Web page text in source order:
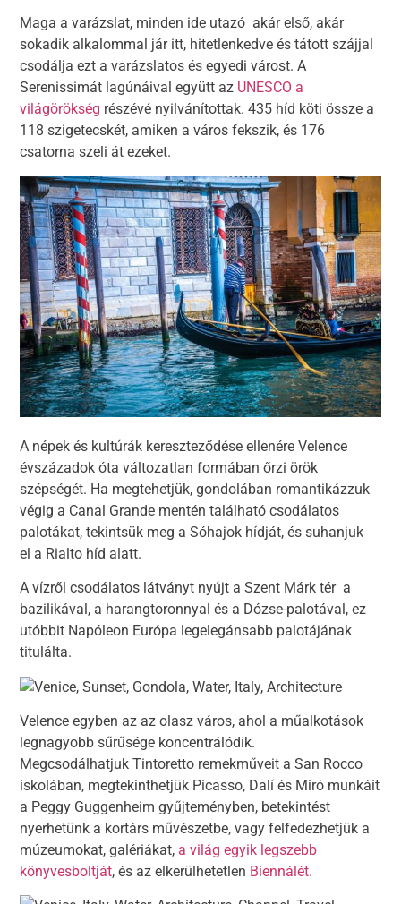
Maga a varázslat, minden ide utazó akár első, akár
sokadik alkalommal jár itt, hitetlenkedve és tátott szájjal
csodálja ezt a varázslatos és egyedi várost. A
Serenissimát lagúnáival együtt az UNESCO a
világörökség részévé nyilvánítottak. 435 híd köti össze a
118 szigetecskét, amiken a város fekszik, és 176
csatorna szeli át ezeket.
A népek és kultúrák kereszteződése ellenére Velence
évszázadok óta változatlan formában őrzi örök
szépségét. Ha megtehetjük, gondolában romantikázzuk
végig a Canal Grande mentén található csodálatos
palotákat, tekintsük meg a Sóhajok hídját, és suhanjuk
el a Rialto híd alatt.
A vízről csodálatos látványt nyújt a Szent Márk tér a
bazilikával, a harangtoronnyal és a Dózse-palotával, ez
utóbbit Napóleon Európa legelegánsabb palotájának
titulálta.
Velence egyben az az olasz város, ahol a műalkotások
legnagyobb sűrűsége koncentrálódik.
Megcsodálhatjuk Tintoretto remekműveit a San Rocco
iskolában, megtekinthetjük Picasso, Dalí és Miró munkáit
a Peggy Guggenheim gyűjteményben, betekintést
nyerhetünk a kortárs művészetbe, vagy felfedezhetjük a
múzeumokat, galériákat, a világ egyik legszebb
könyvesboltját, és az elkerülhetetlen Biennálét.